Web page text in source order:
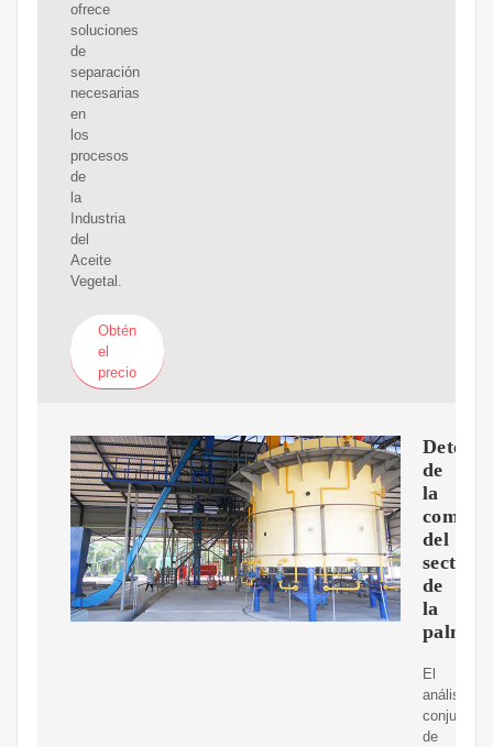
ofrece
soluciones
de
separación
necesarias
en
los
procesos
de
la
Industria
del
Aceite
Vegetal.
Obtén
el
precio
de
la
del
sector
de
la
palma
El
análisis
conjunto
de